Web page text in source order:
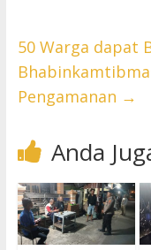
50 Warga dapat
Pengamanan →
Anda